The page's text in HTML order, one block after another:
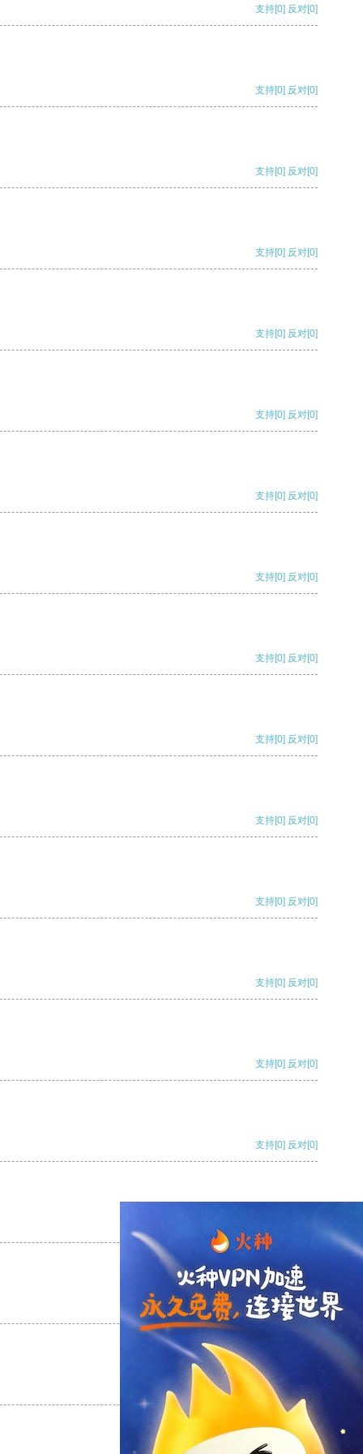
支持[0] 反对[0]
支持[0] 反对[0]
支持[0] 反对[0]
支持[0] 反对[0]
支持[0] 反对[0]
支持[0] 反对[0]
支持[0] 反对[0]
支持[0] 反对[0]
支持[0] 反对[0]
支持[0] 反对[0]
支持[0] 反对[0]
支持[0] 反对[0]
支持[0] 反对[0]
支持[0] 反对[0]
支持[0] 反对[0]
支持 [0] 反对[0]
支持[0] 反对